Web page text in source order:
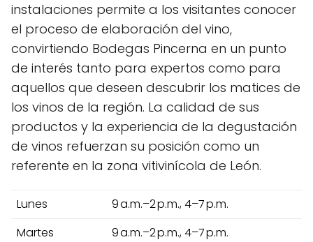
instalaciones permite a los visitantes conocer
el proceso de elaboración del vino,
convirtiendo Bodegas Pincerna en un punto
de interés tanto para expertos como para
aquellos que deseen descubrir los matices de
los vinos de la región. La calidad de sus
productos y la experiencia de la degustación
de vinos refuerzan su posición como un
referente en la zona vitivinícola de León.
Lunes
9 a.m.–2 p.m., 4–7 p.m.
Martes
9 a.m.–2 p.m., 4–7 p.m.